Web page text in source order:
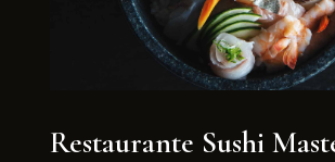
Restaurante Sushi